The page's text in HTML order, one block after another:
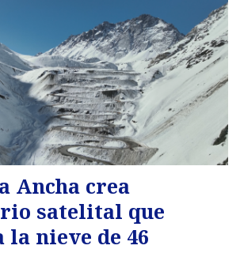
Ancha crea
satelital que
nieve de 46